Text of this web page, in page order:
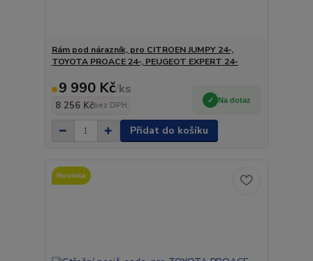
Rám pod nárazník, pro CITROEN JUMPY 24-,
TOYOTA PROACE 24-, PEUGEOT EXPERT 24-
9 990 Kč/ks
8 256 Kčbez DPH
Na dotaz
Přidat do košíku
Novinka